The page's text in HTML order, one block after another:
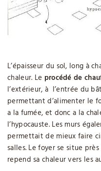
L’épaisseur du sol, long à
chaleur. Le procédé de
l’extérieur, à l’entrée du
permettant d’alimenter le
a la fumée, et donc a la
l’hypocauste. Les murs
permettait de mieux faire
salles. Le foyer se situe
repend sa chaleur vers les